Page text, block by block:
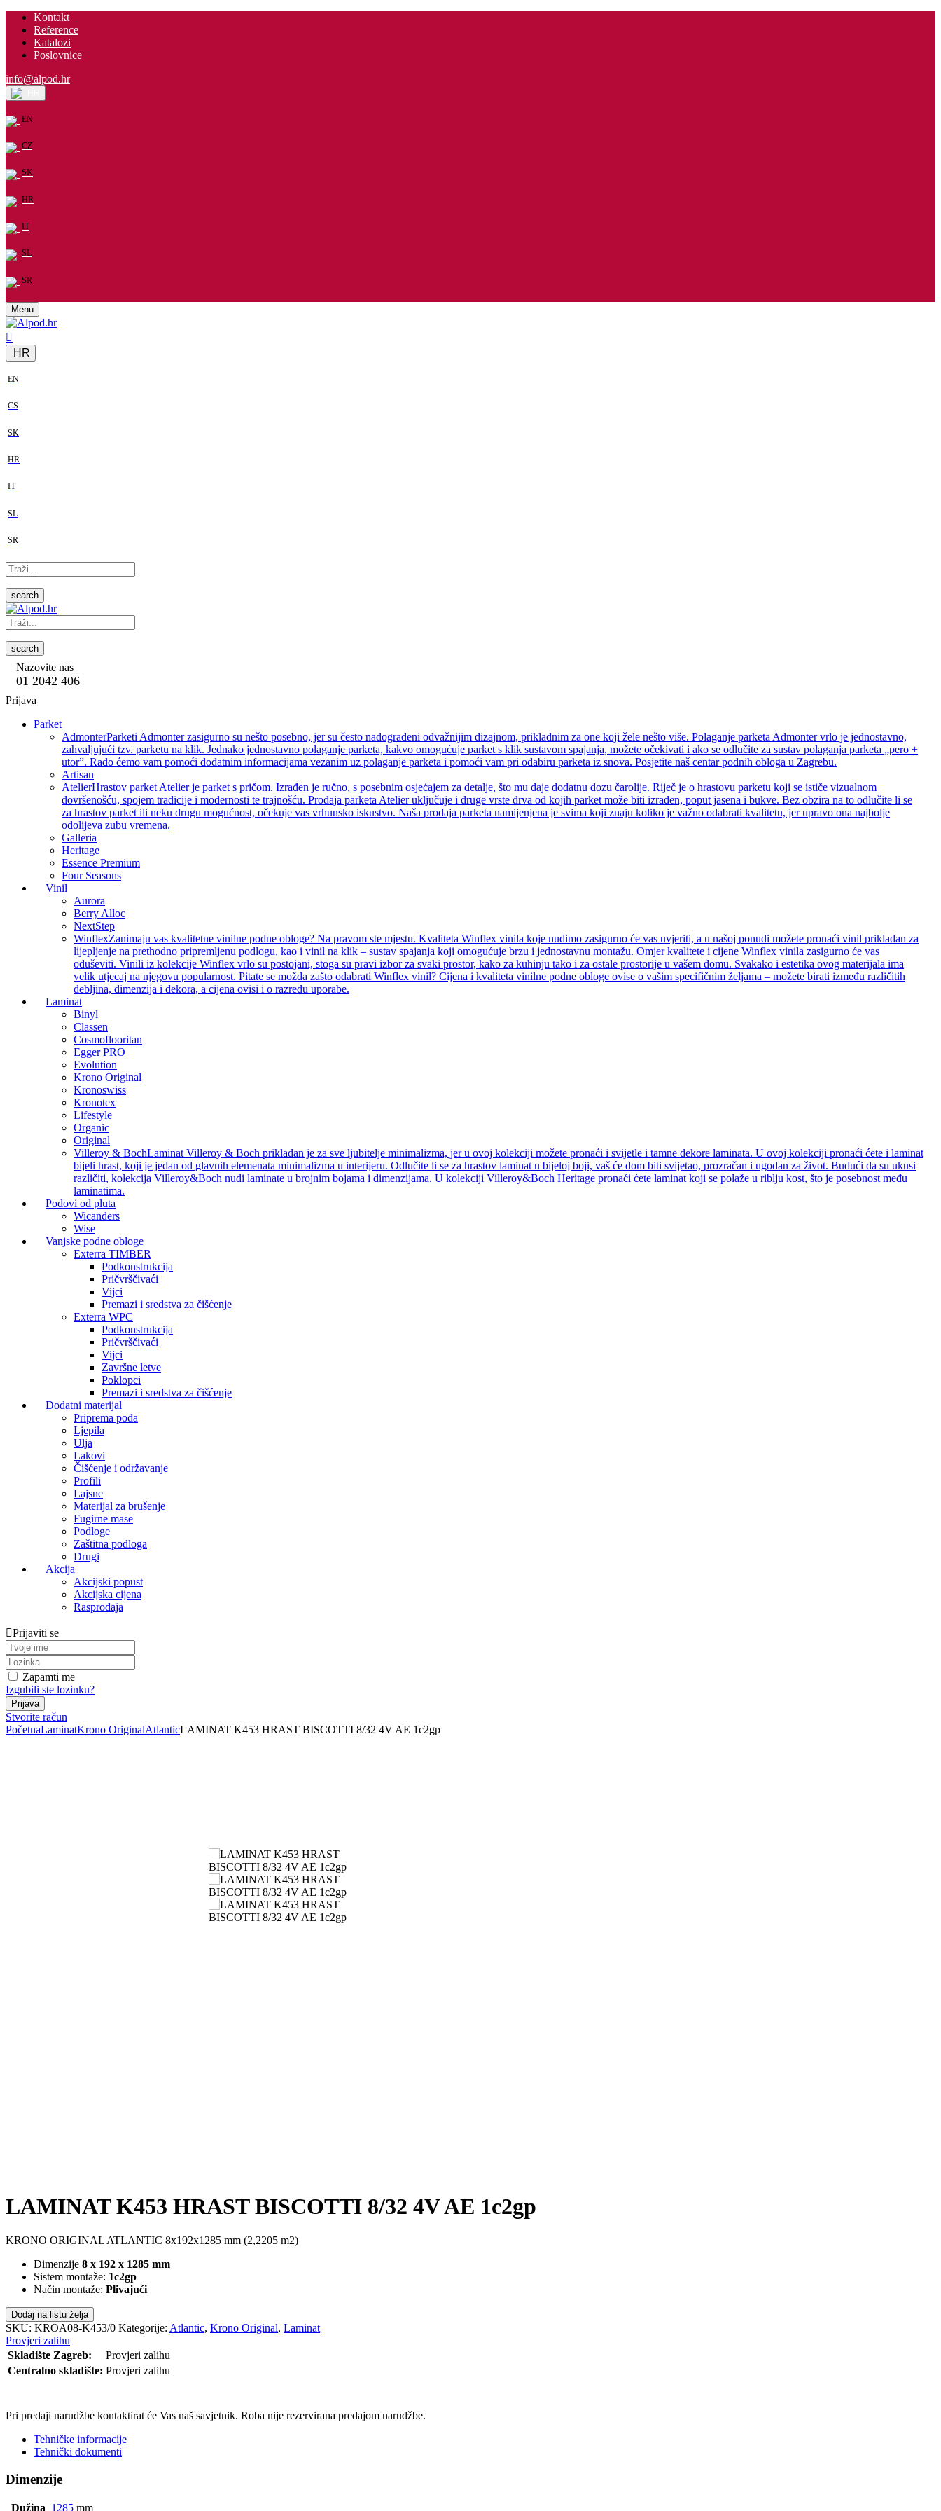
Kontakt
Reference
Katalozi
Poslovnice
info@alpod.hr
EN
CZ
SK
HR
IT
SL
SR
Menu
HR
EN
CS
SK
HR
IT
SL
SR
search
search
Nazovite nas
01 2042 406
Prijava
Parket
AdmonterParketi Admonter zasigurno su nešto posebno, jer su često nadograđeni odvažnijim dizajnom, prikladnim za one koji žele nešto više. Polaganje parketa Admonter vrlo je jednostavno,
zahvaljujući tzv. parketu na klik. Jednako jednostavno polaganje parketa, kakvo omogućuje parket s klik sustavom spajanja, možete očekivati i ako se odlučite za sustav polaganja parketa „pero +
utor”. Rado ćemo vam pomoći dodatnim informacijama vezanim uz polaganje parketa i pomoći vam pri odabiru parketa iz snova. Posjetite naš centar podnih obloga u Zagrebu.
Artisan
AtelierHrastov parket Atelier je parket s pričom. Izrađen je ručno, s posebnim osjećajem za detalje, što mu daje dodatnu dozu čarolije. Riječ je o hrastovu parketu koji se ističe vizualnom
dovršenošću, spojem tradicije i modernosti te trajnošću. Prodaja parketa Atelier uključuje i druge vrste drva od kojih parket može biti izrađen, poput jasena i bukve. Bez obzira na to odlučite li se
za hrastov parket ili neku drugu mogućnost, očekuje vas vrhunsko iskustvo. Naša prodaja parketa namijenjena je svima koji znaju koliko je važno odabrati kvalitetu, jer upravo ona najbolje
odolijeva zubu vremena.
Galleria
Heritage
Essence Premium
Four Seasons
Vinil
Aurora
Berry Alloc
NextStep
WinflexZanimaju vas kvalitetne vinilne podne obloge? Na pravom ste mjestu. Kvaliteta Winflex vinila koje nudimo zasigurno će vas uvjeriti, a u našoj ponudi možete pronaći vinil prikladan za
lijepljenje na prethodno pripremljenu podlogu, kao i vinil na klik – sustav spajanja koji omogućuje brzu i jednostavnu montažu. Omjer kvalitete i cijene Winflex vinila zasigurno će vas
oduševiti. Vinili iz kolekcije Winflex vrlo su postojani, stoga su pravi izbor za svaki prostor, kako za kuhinju tako i za ostale prostorije u vašem domu. Svakako i estetika ovog materijala ima
velik utjecaj na njegovu popularnost. Pitate se možda zašto odabrati Winflex vinil? Cijena i kvaliteta vinilne podne obloge ovise o vašim specifičnim željama – možete birati između različitih
debljina, dimenzija i dekora, a cijena ovisi i o razredu uporabe.
Laminat
Binyl
Classen
Cosmoflooritan
Egger PRO
Evolution
Krono Original
Kronoswiss
Kronotex
Lifestyle
Organic
Original
Villeroy & BochLaminat Villeroy & Boch prikladan je za sve ljubitelje minimalizma, jer u ovoj kolekciji možete pronaći i svijetle i tamne dekore laminata. U ovoj kolekciji pronaći ćete i laminat
bijeli hrast, koji je jedan od glavnih elemenata minimalizma u interijeru. Odlučite li se za hrastov laminat u bijeloj boji, vaš će dom biti svijetao, prozračan i ugodan za život. Budući da su ukusi
različiti, kolekcija Villeroy&Boch nudi laminate u brojnim bojama i dimenzijama. U kolekciji Villeroy&Boch Heritage pronaći ćete laminat koji se polaže u riblju kost, što je posebnost među
laminatima.
Podovi od pluta
Wicanders
Wise
Vanjske podne obloge
Exterra TIMBER
Podkonstrukcija
Pričvrščivaći
Vijci
Premazi i sredstva za čišćenje
Exterra WPC
Podkonstrukcija
Pričvrščivaći
Vijci
Završne letve
Poklopci
Premazi i sredstva za čišćenje
Dodatni materijal
Priprema poda
Ljepila
Ulja
Lakovi
Čišćenje i održavanje
Profili
Lajsne
Materijal za brušenje
Fugirne mase
Podloge
Zaštitna podloga
Drugi
Akcija
Akcijski popust
Akcijska cijena
Rasprodaja
Prijaviti se
Zapamti me
Izgubili ste lozinku?
Stvorite račun
PočetnaLaminatKrono OriginalAtlanticLAMINAT K453 HRAST BISCOTTI 8/32 4V AE 1c2gp
LAMINAT K453 HRAST BISCOTTI 8/32 4V AE 1c2gp
KRONO ORIGINAL ATLANTIC 8x192x1285 mm (2,2205 m2)
Dimenzije 8 x 192 x 1285 mm
Sistem montaže: 1c2gp
Način montaže: Plivajući
Dodaj na listu želja
SKU: KROA08-K453/0 Kategorije: Atlantic, Krono Original, Laminat
Provjeri zalihu
Skladište Zagreb:
Provjeri zalihu
Centralno skladište: Provjeri zalihu
Pri predaji narudžbe kontaktirat će Vas naš savjetnik. Roba nije rezervirana predajom narudžbe.
Tehničke informacije
Tehnički dokumenti
Dimenzije
Dužina 1285 mm